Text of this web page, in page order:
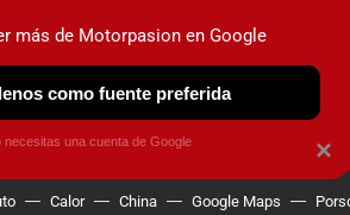
ELÉCTRICOS OBSERVATORIO
Calor China Google Maps
×
más de Motorpasion en Google
como fuente preferida
necesitas una cuenta de Google